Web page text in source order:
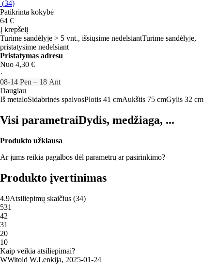
(34)
Patikrinta kokybė
64 €
Į krepšelį
Turime sandėlyje > 5 vnt., išsiųsime nedelsiantTurime sandėlyje,
pristatysime nedelsiant
Pristatymas adresu
Nuo 4,30 €
·
08‑14 Pen – 18 Ant
Daugiau
Iš metaloSidabrinės spalvosPlotis 41 cmAukštis 75 cmGylis 32 cm
Visi parametraiDydis, medžiaga, ...
Produkto užklausa
Ar jums reikia pagalbos dėl parametrų ar pasirinkimo?
Produkto įvertinimas
4.9Atsiliepimų skaičius (34)
531
42
31
20
10
Kaip veikia atsiliepimai?
WWitold W.Lenkija, 2025‑01‑24